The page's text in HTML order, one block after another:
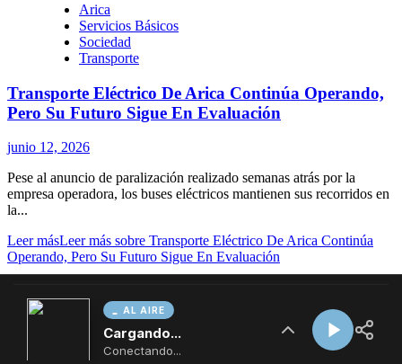
AL AIRE
Cargando...
Conectando...